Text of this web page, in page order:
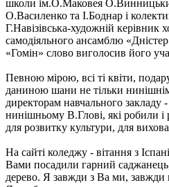
школи ім.О.Маковея
О.Василенко та І.Боднар і
Г.Навізівська-художній керівник
самодіяльного ансамблю
«Гомін» слово виголосив його
Певною мірою, всі ті квіти,
даниною шани не тільки
директорам навчального
нинішньому В.Глові, які робили і
для розвитку культури, для
На сайті коледжу - вітання з
Вами посадили гарний
дерево. Я завжди з Ва ми,